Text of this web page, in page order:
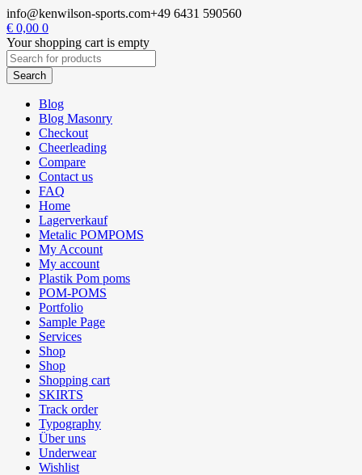
info@kenwilson-sports.com+49 6431 590560
€ 0,00 0
Your shopping cart is empty
Blog
Blog Masonry
Checkout
Cheerleading
Compare
Contact us
FAQ
Home
Lagerverkauf
Metalic POMPOMS
My Account
My account
Plastik Pom poms
POM-POMS
Portfolio
Sample Page
Services
Shop
Shop
Shopping cart
SKIRTS
Track order
Typography
Über uns
Underwear
Wishlist